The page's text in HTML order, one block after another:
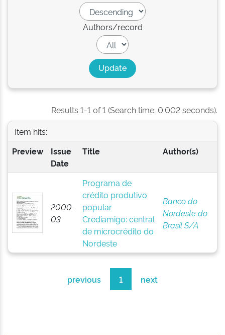
Authors/record
Results 1-1 of 1 (Search time: 0.002 seconds).
Item hits:
Preview
Issue
Date
Title Author(s)
2000-
03
Programa de
crédito produtivo
popular
Crediamigo: central
de microcrédito do
Nordeste
Banco do
Nordeste do
Brasil S/A
previous 1 next